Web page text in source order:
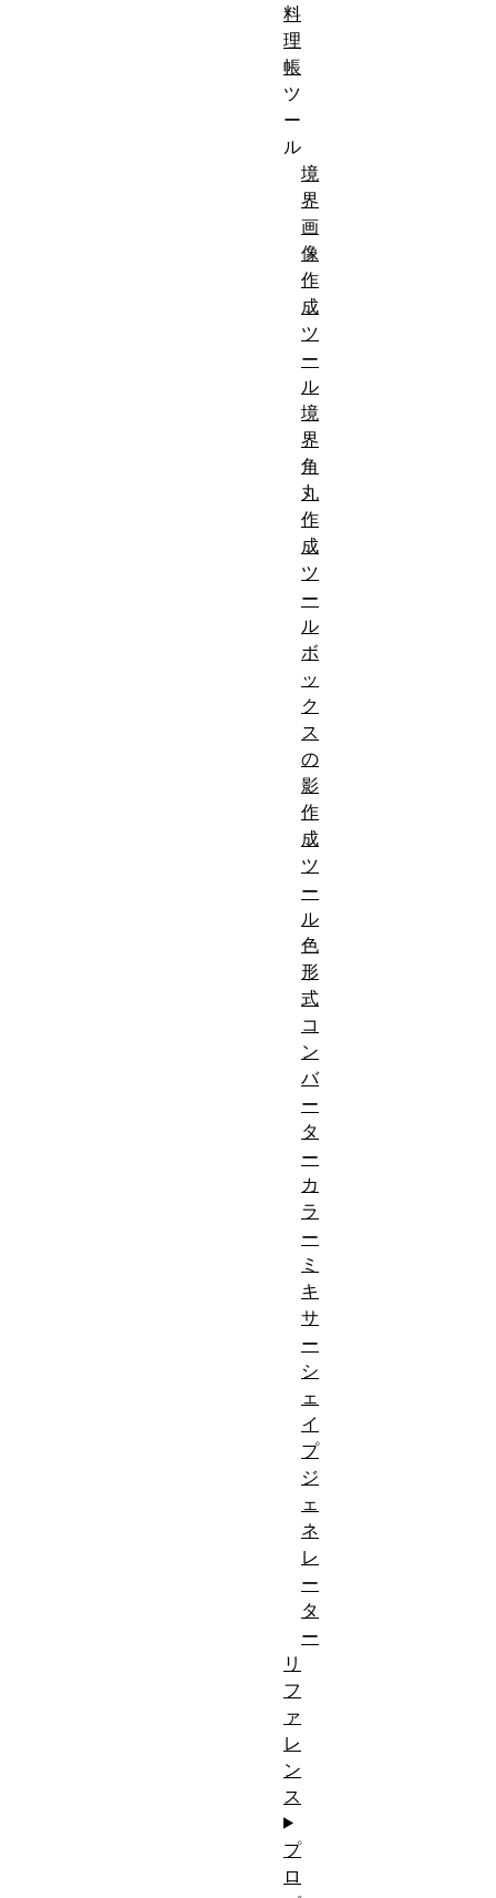
料
理
帳
ツ
ー
ル
境
界
画
像
作
成
ツ
ー
ル
境
界
角
丸
作
成
ツ
ー
ル
ボ
ッ
ク
ス
の
影
作
成
ツ
ー
ル
色
形
式
コ
ン
バ
ー
タ
ー
カ
ラ
ー
ミ
キ
サ
ー
シ
ェ
イ
プ
ジ
ェ
ネ
レ
ー
タ
ー
リ
フ
ァ
レ
ン
ス
プ
ロ